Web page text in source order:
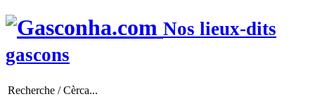
Nos lieux-dits
gascons
Recherche / Cèrca...